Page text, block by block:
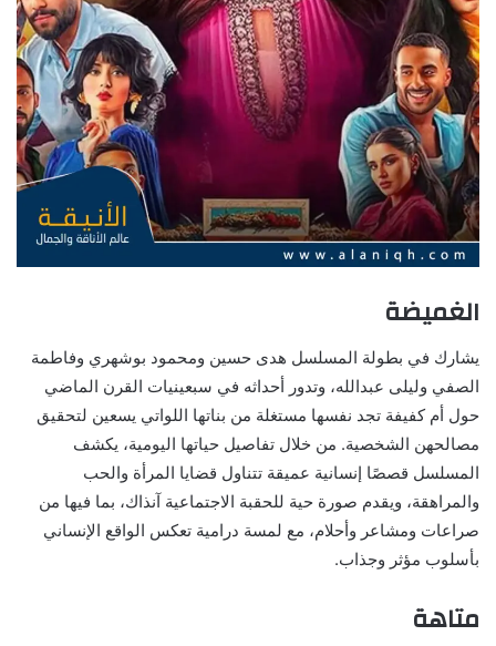
الغميضة
يشارك في بطولة المسلسل هدى حسين ومحمود بوشهري وفاطمة
الصفي وليلى عبدالله، وتدور أحداثه في سبعينيات القرن الماضي
حول أم كفيفة تجد نفسها مستغلة من بناتها اللواتي يسعين لتحقيق
مصالحهن الشخصية. من خلال تفاصيل حياتها اليومية، يكشف
المسلسل قصصًا إنسانية عميقة تتناول قضايا المرأة والحب
والمراهقة، ويقدم صورة حية للحقبة الاجتماعية آنذاك، بما فيها من
صراعات ومشاعر وأحلام، مع لمسة درامية تعكس الواقع الإنساني
بأسلوب مؤثر وجذاب.
متاهة